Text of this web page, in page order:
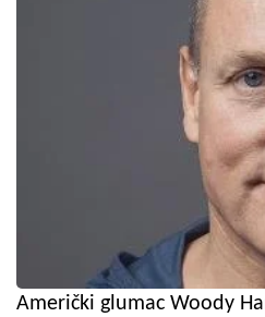
Američki glumac Woody